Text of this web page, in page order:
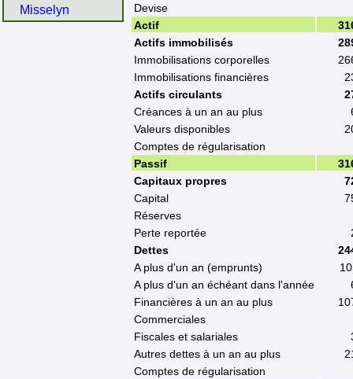
Devise
Actif
Actifs immobilisés
Immobilisations corporelles
Immobilisations financières
Actifs circulants
Créances à un an au plus
Valeurs disponibles
Comptes de régularisation
Passif
Capitaux propres
Capital
Réserves
Perte reportée
Dettes
A plus d'un an (emprunts)
A plus d'un an échéant dans l'année
Financières à un an au plus
Commerciales
Fiscales et salariales
Autres dettes à un an au plus
Comptes de régularisation
Misselyn